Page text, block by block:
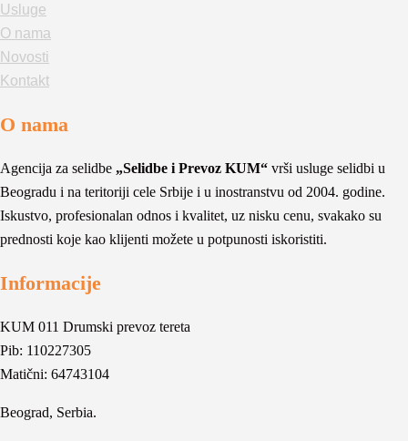
Usluge
O nama
Novosti
Kontakt
O nama
Agencija za selidbe „Selidbe i Prevoz KUM“ vrši usluge selidbi u
Beogradu i na teritoriji cele Srbije i u inostranstvu od 2004. godine.
Iskustvo, profesionalan odnos i kvalitet, uz nisku cenu, svakako su
prednosti koje kao klijenti možete u potpunosti iskoristiti.
Informacije
KUM 011 Drumski prevoz tereta
Pib: 110227305
Matični: 64743104
Beograd, Serbia.